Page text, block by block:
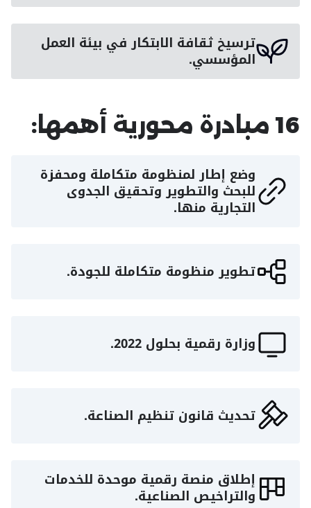
ترسيخ ثقافة الابتكار في بيئة العمل
المؤسسي.
16 مبادرة محورية أهمها:
وضع إطار لمنظومة متكاملة ومحفزة
للبحث والتطوير وتحقيق الجدوى
التجارية منها.
تطوير منظومة متكاملة للجودة.
وزارة رقمية بحلول 2022.
تحديث قانون تنظيم الصناعة.
إطلاق منصة رقمية موحدة للخدمات
والتراخيص الصناعية.